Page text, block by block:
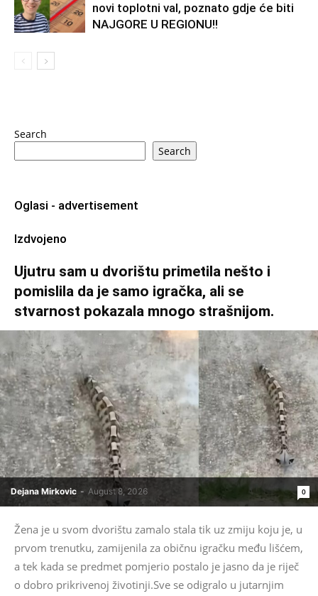
novi toplotni val, poznato gdje će biti
NAJGORE U REGIONU!!
Search
Search
Oglasi - advertisement
Izdvojeno
Ujutru sam u dvorištu primetila nešto i
pomislila da je samo igračka, ali se
stvarnost pokazala mnogo strašnijom.
Dejana Mirkovic - August 8, 2026 0
Žena je u svom dvorištu zamalo stala tik uz zmiju koju je, u
prvom trenutku, zamijenila za običnu igračku među lišćem,
a tek kada se predmet pomjerio postalo je jasno da je riječ
o dobro prikrivenoj životinji.Sve se odigralo u jutarnjim